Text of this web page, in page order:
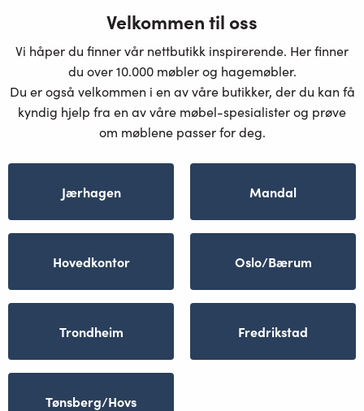
Velkommen til oss
Vi håper du finner vår nettbutikk inspirerende. Her finner
du over 10.000 møbler og hagemøbler.
Du er også velkommen i en av våre butikker, der du kan få
kyndig hjelp fra en av våre møbel-spesialister og prøve
om møblene passer for deg.
Jærhagen Mandal
Hovedkontor Oslo/Bærum
Trondheim Fredrikstad
Tønsberg/Hovs